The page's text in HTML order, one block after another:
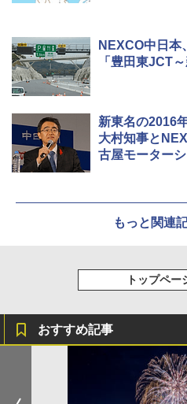
NEXCO中日本
「豊田東JCT
新東名の2016
大村知事と
古屋モーター
もっと関連
トップペー
おすすめ記事